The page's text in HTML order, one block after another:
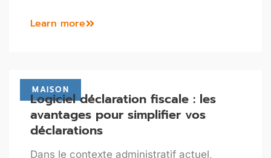
Learn more
MAISON
Logiciel déclaration fiscale : les
avantages pour simplifier vos
déclarations
Dans le contexte administratif actuel,